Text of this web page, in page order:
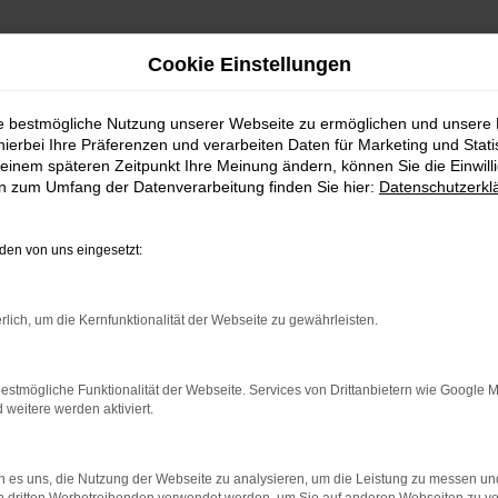
für Rosenheim
Gebrauchtwagen für
Mobilität in Rosenheim auf ein neues Level heben,
Partner rund ums Autos. Seit 1992 dreht sich bei
an Kundinnen und Kunden aus Rosenheim und
wird dies durch zahlreiche Auszeichnungen
Cookie Einstellungen
bestmögliche Nutzung unserer Webseite zu ermöglichen und unsere
Ihre Präferenzen und verarbeiten Daten für Marketing und
späteren Zeitpunkt Ihre Meinung ändern, können Sie die
zum Umfang der Datenverarbeitung finden Sie hier:
von uns eingesetzt:
um die Kernfunktionalität der Webseite zu gewährleisten.
Funktionalität der Webseite. Services von Drittanbietern wie Google
weitere werden aktiviert.
es uns, die Nutzung der Webseite zu analysieren, um die Leistung zu messen